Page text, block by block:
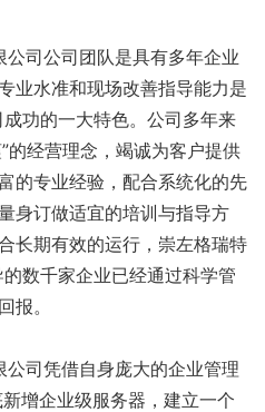
司公司团队是具有多年企业
业水准和现场改善指导能力是
功的一大特色。公司多年来
经营理念，竭诚为客户提供
的专业经验，配合系统化的先
身订做适宜的培训与指导方
长期有效的运行，崇左格瑞特
数千家企业已经通过科学管
报。
司凭借自身庞大的企业管理
增企业级服务器，建立一个